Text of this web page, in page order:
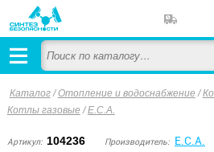
Каталог/Отопление и водоснабжение /
Котлы газовые /E.C.A.
Артикул: 104236 Производитель: E.C.A.